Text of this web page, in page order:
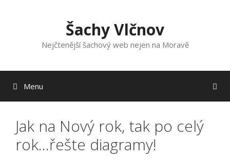
Šachy Vlčnov
Nejčtenější šachový web nejen na Moravě
Menu
Jak na Nový rok, tak po celý
rok…řešte diagramy!